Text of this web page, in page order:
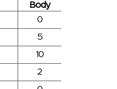
Body
0
5
10
2